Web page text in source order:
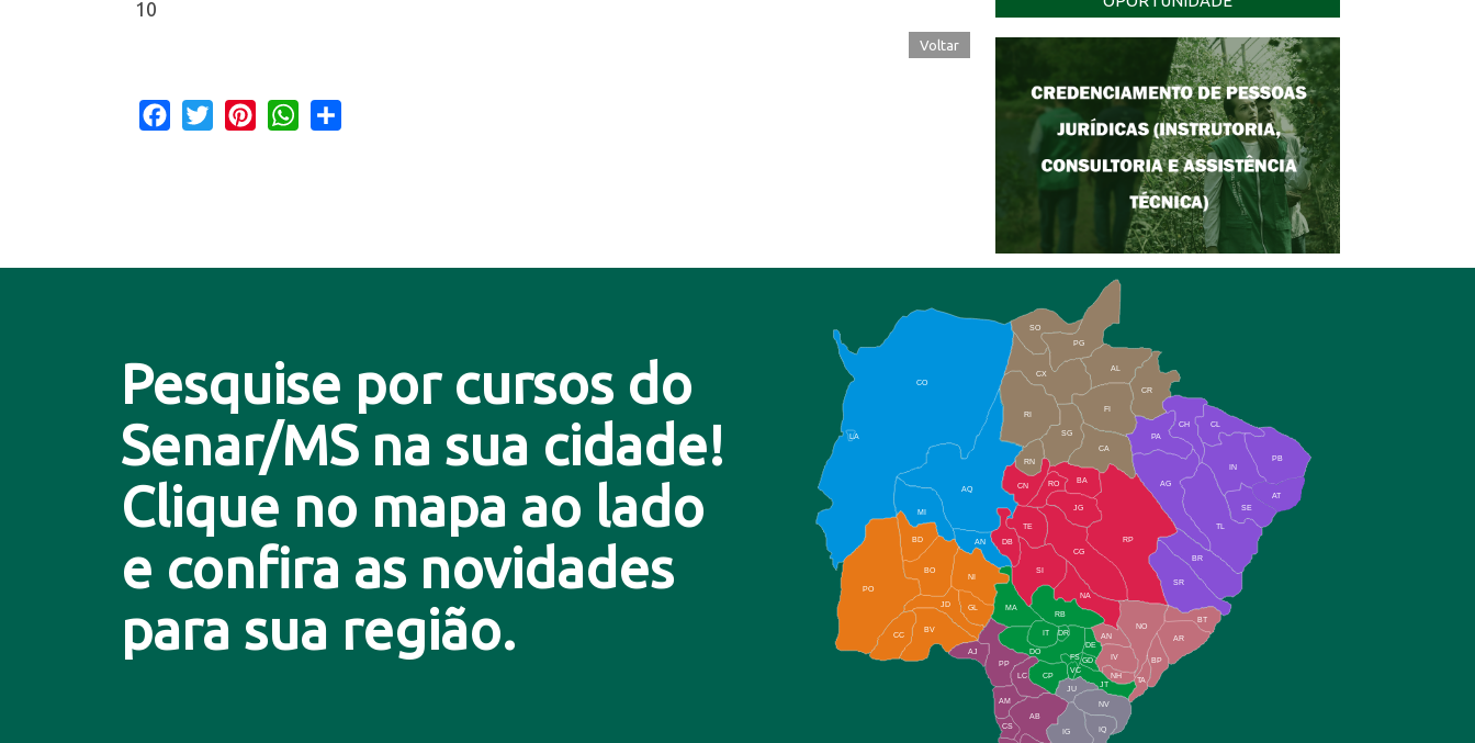
10
Voltar
Facebook
Twitter PinterestWhatsApp
Pesquise por cursos do
Senar/MS na sua cidade!
Clique no mapa ao lado
e confira as novidades
para sua região.
CO
AQ
MI
AN
CX
RI
AL
CR
FI
SG
BA
CA
PA
CH CL
PB
SE
TL
AG
BR
SR
BT
AR
RP
RO
JG
CG
SI
NA
TA
NH
JT
RB
MA
IT
DR
DO
CP
JU
NV
IQ
BD
BO
NI
JD
PO
BV
CC
PP
AJ
LC
AM
AB
DB
TE
CS
IG
IN
NO
BP
RN
CN
GL
AN
IV
FS
VC
GD
DE
AT
PG
SO
LA